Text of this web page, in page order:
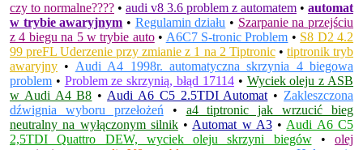
czy to normalne???? • audi v8 3.6 problem z automatem • automat
w trybie awaryjnym • Regulamin działu • Szarpanie na przejściu
z 4 biegu na 5 w trybie auto• A6C7 S-tronic Problem • S8 D2 4.2
99 preFL Uderzenie przy zmianie z 1 na 2 Tiptronic• tiptronik tryb
awaryjny • Audi A4 1998r. automatyczna skrzynia 4 biegowa
problem • Problem ze skrzynią, błąd 17114• Wyciek oleju z ASB
w Audi A4 B8 • Audi A6 C5 2.5TDI Automat • Zakleszczona
dźwignia wyboru przełożeń • a4 tiptronic jak wrzucić bieg
neutralny na wyłączonym silnik• Automat w A3• Audi A6 C5
2,5TDI Quattro DEW, wyciek oleju skrzyni biegów• olej